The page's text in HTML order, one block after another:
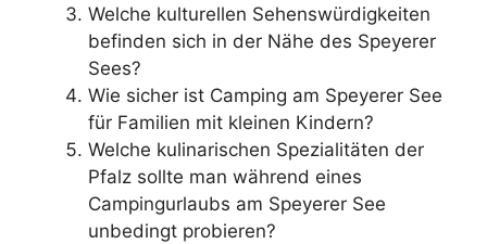
Welche kulturellen Sehenswürdigkeiten
befinden sich in der Nähe des Speyerer
Sees?
Wie sicher ist Camping am Speyerer See
für Familien mit kleinen Kindern?
Welche kulinarischen Spezialitäten der
Pfalz sollte man während eines
Campingurlaubs am Speyerer See
unbedingt probieren?